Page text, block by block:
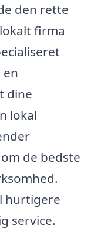
den rette
firma
en
dine
lokal
de bedste
hurtigere
service.